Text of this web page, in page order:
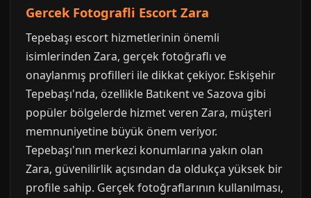
Gercek Fotografli Escort Zara
Tepebaşı escort hizmetlerinin önemli
isimlerinden Zara, gerçek fotoğraflı ve
onaylanmış profilleri ile dikkat çekiyor. Eskişehir
Tepebaşı'nda, özellikle Batıkent ve Sazova gibi
popüler bölgelerde hizmet veren Zara, müşteri
memnuniyetine büyük önem veriyor.
Tepebaşı'nın merkezi konumlarına yakın olan
Zara, güvenilirlik açısından da oldukça yüksek bir
profile sahip. Gerçek fotoğraflarının kullanılması,